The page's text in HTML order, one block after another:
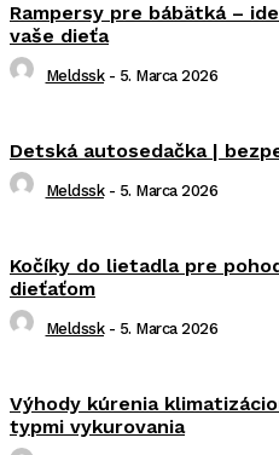
Rampersy pre bábätká –
vaše dieťa
Meldssk - 5. Marca 2026
Detská autosedačka |
Meldssk - 5. Marca 2026
Kočíky do lietadla pre
dieťaťom
Meldssk - 5. Marca 2026
Výhody kúrenia
typmi vykurovania